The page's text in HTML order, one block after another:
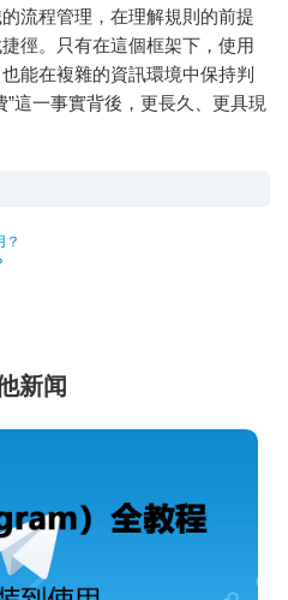
流程管理，在理解規則的前提
徑。只有在這個框架下，使用
能在複雜的資訊環境中保持判
這一事實背後，更長久、更具現
？
新闻